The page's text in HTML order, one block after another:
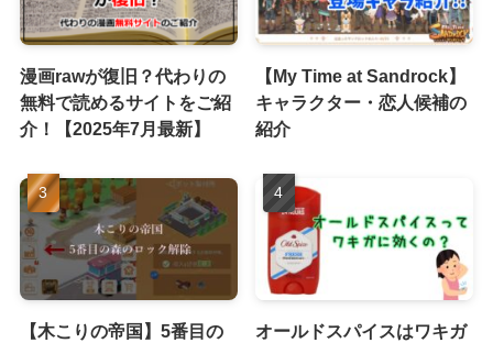
漫画rawが復旧？代わりの
無料で読めるサイトをご紹
介！【2025年7月最新】
【My Time at Sandrock】
キャラクター・恋人候補の
紹介
【木こりの帝国】5番目の
オールドスパイスはワキガ